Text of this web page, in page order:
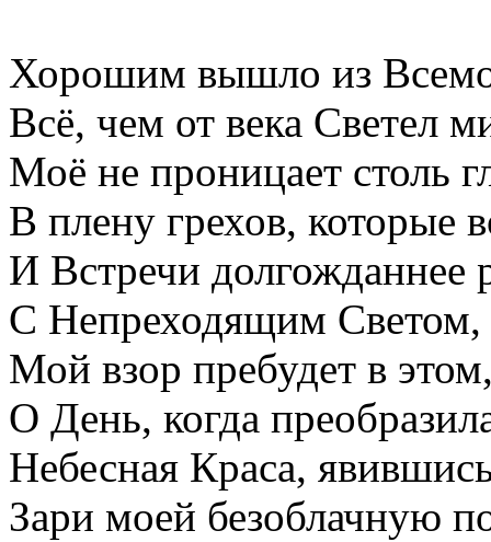
Хорошим вышло из
Всё, чем от века Светел
Моё не проницает столь
В плену грехов, которые
И Встречи долгожданнее
С Непреходящим Светом,
Мой взор пребудет в
О День, когда
Небесная Краса,
Зари моей безоблачную